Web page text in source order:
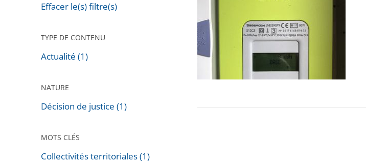
après
Effacer le(s) filtre(s)
TYPE DE CONTENU
Actualité (1)
NATURE
Décision de justice (1)
MOTS CLÉS
Collectivités territoriales (1)
compteurs
«
Linky